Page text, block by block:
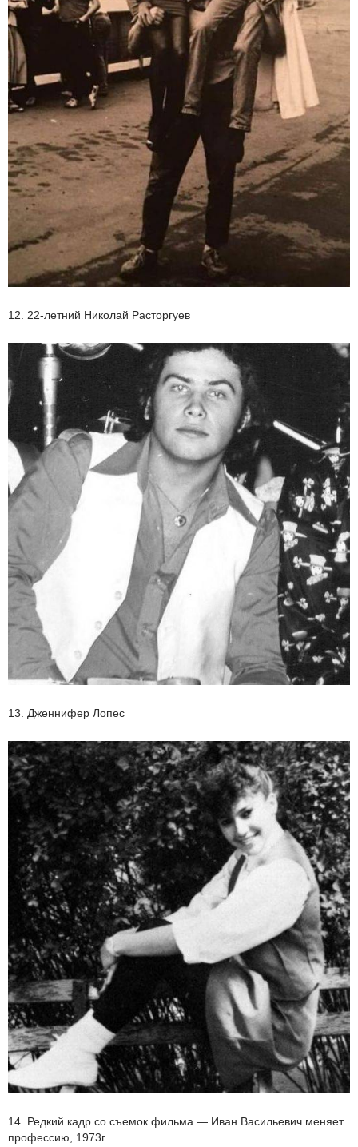
12. 22-летний Николай Расторгуев
13. Дженнифер Лопес
14. Редкий кадр со съемок фильма — Иван Васильевич меняет
профессию, 1973г.